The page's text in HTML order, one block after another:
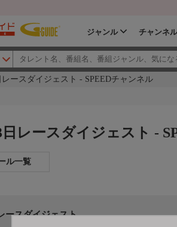
ジャンル チャンネ
レースダイジェスト - SPEEDチャンネル
日レースダイジェスト -
ル一覧
ースダイジェスト